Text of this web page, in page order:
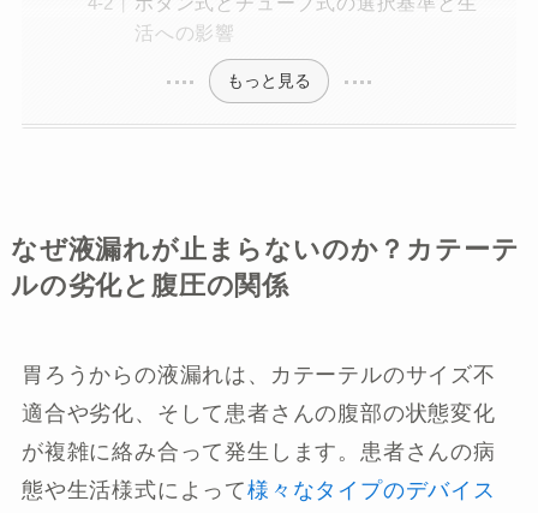
活への影響
もっと見る
なぜ液漏れが止まらないのか？カテーテ
ルの劣化と腹圧の関係
胃ろうからの液漏れは、カテーテルのサイズ不
適合や劣化、そして患者さんの腹部の状態変化
が複雑に絡み合って発生します。患者さんの病
態や生活様式によって様々なタイプのデバイス